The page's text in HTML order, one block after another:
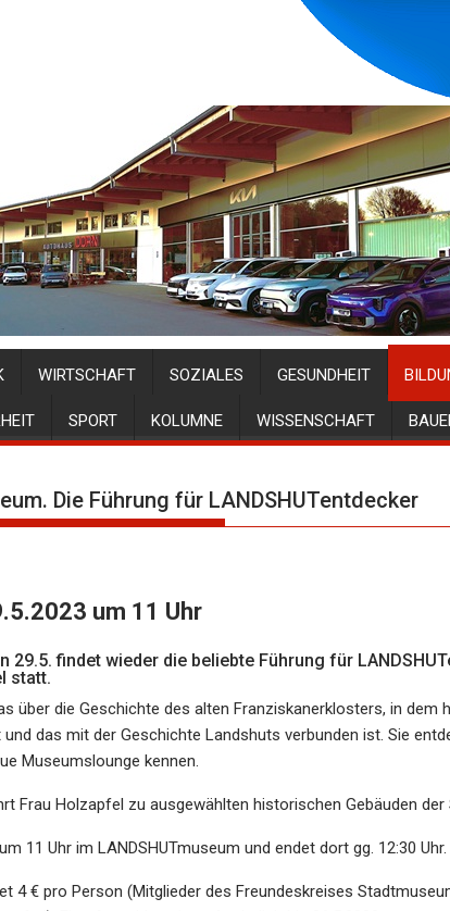
WIRTSCHAFT SOZIALES GESUNDHEIT
SPORT KOLUMNE WISSENSCHAFT
Die Führung für LANDSHUTentdecker
um 11 Uhr
29.5. findet wieder die beliebte Führung für
statt.
über die Geschichte des alten Franziskanerklosters, in dem
das mit der Geschichte Landshuts verbunden ist. Sie
Museumslounge kennen.
Frau Holzapfel zu ausgewählten historischen Gebäuden der
11 Uhr im LANDSHUTmuseum und endet dort gg. 12:30 Uhr.
4 € pro Person (Mitglieder des Freundeskreises